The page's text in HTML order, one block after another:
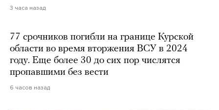
3 часа назад
77 срочников погибли на границе Курской
области во время вторжения ВСУ в 2024
году. Еще более 30 до сих пор числятся
пропавшими без вести
6 часов назад